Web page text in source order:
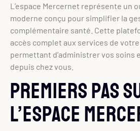
L’espace Mercernet représente un
moderne conçu pour simplifier la
complémentaire santé. Cette
accès complet aux services de
permettant d’administrer vos soins
depuis chez vous.
Premiers pas
l’espace